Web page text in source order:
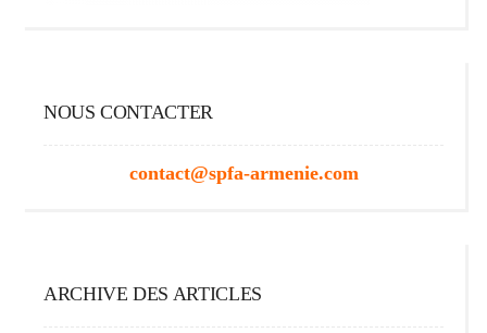
NOUS CONTACTER
contact@spfa-armenie.com
ARCHIVE DES ARTICLES